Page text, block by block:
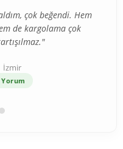
çok beğendi. Hem
de kargolama çok
İzmir
Yorum